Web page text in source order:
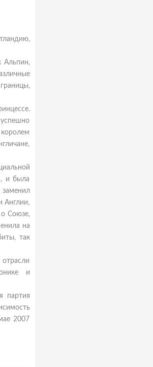
Альпин,
и была
Англии,
Союзе,
на
так
и
партия
2007